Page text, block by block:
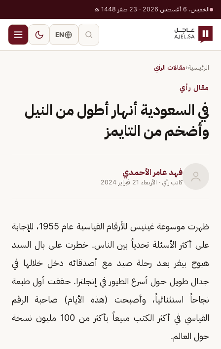
الخميس، 6 أغسطس 2026 · 23 صفر 1448 هـ
EN
الرئيسية‹مقالات الرأي
مقال رأي
في السعودية أنهار أطول من النيل
وأضخم من التايمز
فهد عامر الأحمدي
كاتب رأي · الأربعاء 21 فبراير 2024
ظهرت موسوعة غينيس للأرقام القياسية عام 1955، للإجابة
على أكثر الأسئلة تحدياً بين الناس. خطرت على بال السيد
هيوج بيفر بعـد رحلة صيد مع أصدقائه دخل خلالها في
جدال طويل حـول أسرع الطيور في إنجلترا. حـققت أول طبعة
نجاحاً استثنائياً، وأصبحت (هذه الأيام) صاحبة الرقم
القياسي في أكثر الكتب مبيعاً بأكثر من 100 مليون نسخة
حول العالم.